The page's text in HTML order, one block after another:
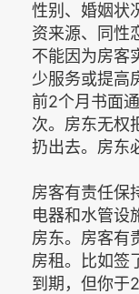
性别、婚姻状
资来源、同性
不能因为房客
少服务或提高
前2个月书面
次。房东无权
扔出去。房东
房客有责任保
电器和水管设
房东。房客有
房租。比如签
到期，但你于